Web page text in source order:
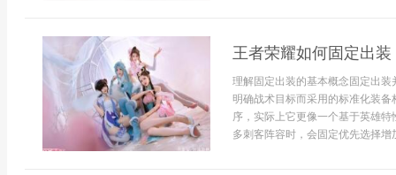
王者荣耀如何固定出
理解固定出装的基本概念固定出
明确战术目标而采用的标准化装
序，实际上它更像一个基于英雄
多刺客阵容时，会固定优先选择增